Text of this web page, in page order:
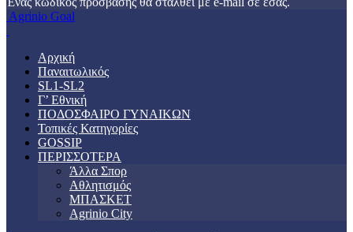
Agrinio Goal
Αρχική
Παναιτωλικός
SL1-SL2
Γ’ Εθνική
ΠΟΔΟΣΦΑΙΡΟ ΓΥΝΑΙΚΩΝ
Τοπικές Κατηγορίες
GOSSIP
ΠΕΡΙΣΣΟΤΕΡΑ
Άλλα Σπορ
Αθλητισμός
ΜΠΑΣΚΕΤ
Agrinio City